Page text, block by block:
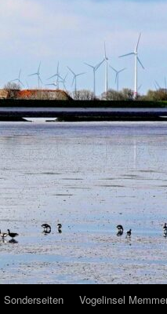
Sonderseiten Vogelinsel